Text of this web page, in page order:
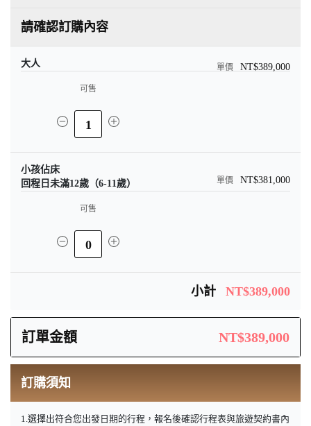
請確認訂購內容
大人 NT$389,000
可售
1
小孩佔床
回程日未滿12歲（6-11歲）
NT$381,000
可售
0
小計 NT$389,000
訂單金額 NT$389,000
訂購須知
1.選擇出符合您出發日期的行程，報名後確認行程表與旅遊契約書內